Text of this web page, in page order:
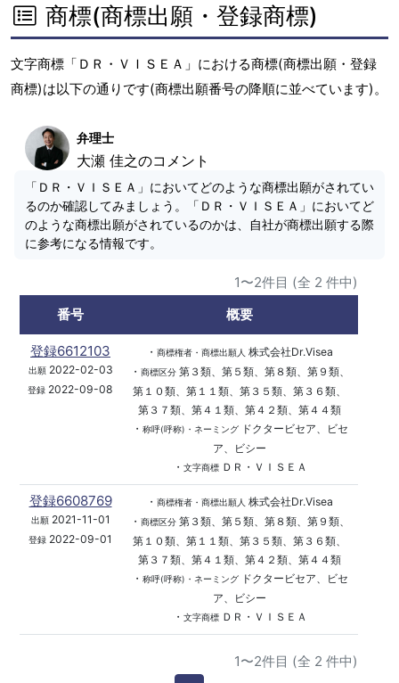
商標(商標出願・登録商標)
文字商標「ＤＲ・ＶＩＳＥＡ」における商標(商標出願・登録
商標)は以下の通りです(商標出願番号の降順に並べています)。
弁理士
大瀬 佳之のコメント
「ＤＲ・ＶＩＳＥＡ」においてどのような商標出願がされてい
るのか確認してみましょう。「ＤＲ・ＶＩＳＥＡ」においてど
のような商標出願がされているのかは、自社が商標出願する際
に参考になる情報です。
1〜2件目 (全 2 件中)
番号
概要
登録6612103
出願2022-02-03
登録 2022-09-08
・ 商標権者・商標出願人 株式会社Dr.Visea
・ 商標区分第３類、第５類、第８類、第９類、
第１０類、第１１類、第３５類、第３６類、
第３７類、第４１類、第４２類、第４４類
・ 称呼(呼称)・ネーミングドクタービセア、ビセ
ア、ビシー
・ 文字商標ＤＲ・ＶＩＳＥＡ
登録6608769
出願2021-11-01
登録 2022-09-01
・ 商標権者・商標出願人 株式会社Dr.Visea
・ 商標区分第３類、第５類、第８類、第９類、
第１０類、第１１類、第３５類、第３６類、
第３７類、第４１類、第４２類、第４４類
・ 称呼(呼称)・ネーミングドクタービセア、ビセ
ア、ビシー
・ 文字商標ＤＲ・ＶＩＳＥＡ
1〜2件目 (全 2 件中)